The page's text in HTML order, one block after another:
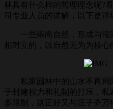
林具有什么样的哲理理念呢?
司专业人员的讲解，以下是详
一些崇尚自然，形成与儒
相对立的，以自然无为为核心
私家园林中的山水不再局
于封建权力和礼制的打压，
多限制，这正好又与庄子齐万